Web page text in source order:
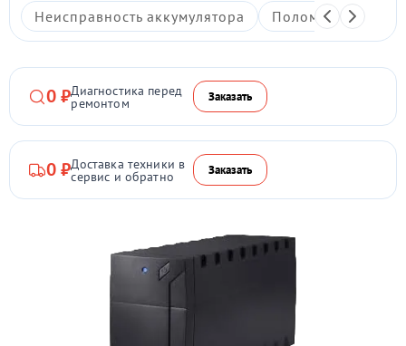
Неисправность аккумулятора Поломка
0 ₽Диагностика перед
ремонтом Заказать
0 ₽Доставка техники в
сервис и обратно Заказать